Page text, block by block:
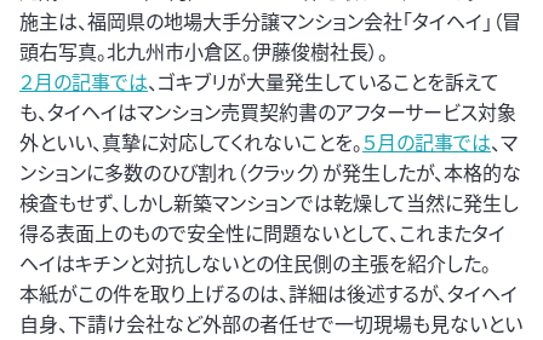
施主は、福岡県の地場大手分譲マンション会社「タイヘイ」（冒
頭右写真。北九州市小倉区。伊藤俊樹社長）。
２月の記事では、ゴキブリが大量発生していることを訴えて
も、タイヘイはマンション売買契約書のアフターサービス対象
外といい、真摯に対応してくれないことを。５月の記事では、マ
ンションに多数のひび割れ（クラック）が発生したが、本格的な
検査もせず、しかし新築マンションでは乾燥して当然に発生し
得る表面上のもので安全性に問題ないとして、これまたタイ
ヘイはキチンと対抗しないとの住民側の主張を紹介した。
本紙がこの件を取り上げるのは、詳細は後述するが、タイヘイ
自身、下請け会社など外部の者任せで一切現場も見ないとい